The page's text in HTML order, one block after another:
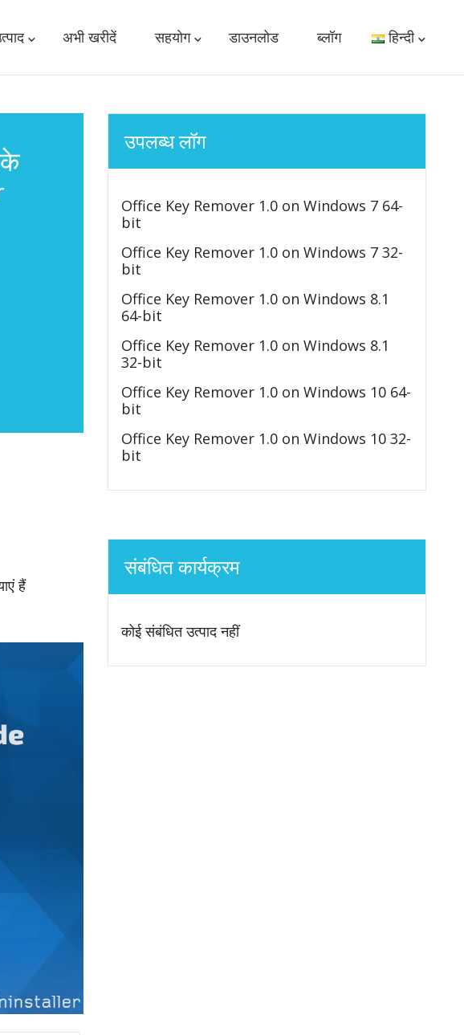
अभी खरीदें सहयोग डाउनलोड ब्लॉग हिन्दी
हैं
उपलब्ध लॉग
Office Key Remover 1.0 on Windows 7 64-
bit
Office Key Remover 1.0 on Windows 7 32-
bit
Office Key Remover 1.0 on Windows 8.1
64-bit
Office Key Remover 1.0 on Windows 8.1
32-bit
Office Key Remover 1.0 on Windows 10 64-
bit
Office Key Remover 1.0 on Windows 10 32-
bit
संबंधित कार्यक्रम
कोई संबंधित उत्पाद नहीं